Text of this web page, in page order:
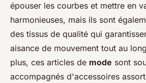
épouser les courbes et mettre en
harmonieuses, mais ils sont
des tissus de qualité qui
aisance de mouvement tout au
plus, ces articles de mode sont
accompagnés d'accessoires